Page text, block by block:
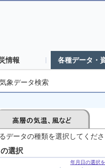
情報 各種データ・
象データ検索
データの種類を選択してくだ
選択
年月日の選択